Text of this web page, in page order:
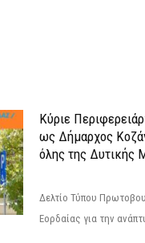
Κύριε
ως Δήμαρχος
όλης της Δυτικής
Δελτίο Τύπου
Εορδαίας για την